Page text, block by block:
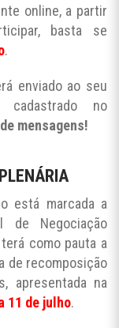
online, a partir
basta se
.
enviado ao seu
cadastrado no
mensagens!
está marcada a
de Negociação
como pauta a
de recomposição
apresentada na
11 de julho.